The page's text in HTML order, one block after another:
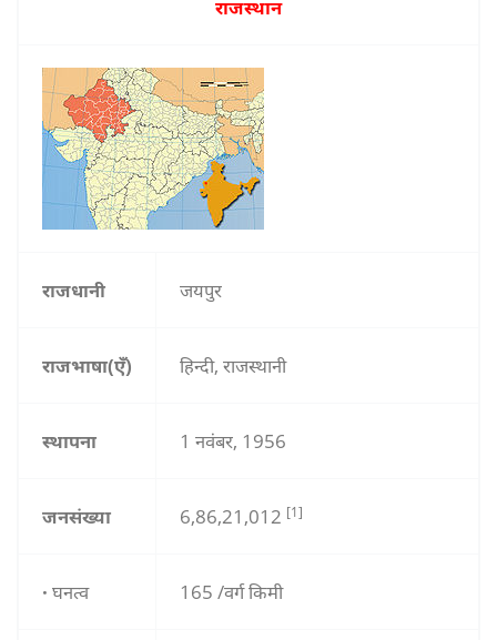
राजस्थान
राजधानी जयपुर
राजभाषा(एँ) हिन्दी, राजस्थानी
स्थापना 1 नवंबर, 1956
जनसंख्या 6,86,21,012 [1]
· घनत्व 165 /वर्ग किमी